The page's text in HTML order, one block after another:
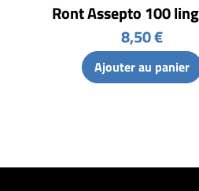
Ront Assepto 100
8,50 €
Ajouter au panier